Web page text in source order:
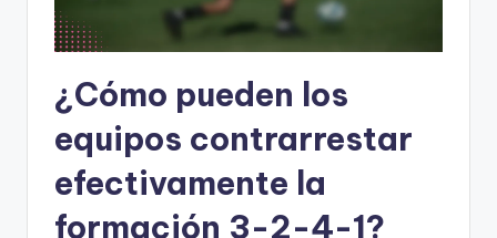
¿Cómo pueden los
equipos contrarrestar
efectivamente la
formación 3-2-4-1?